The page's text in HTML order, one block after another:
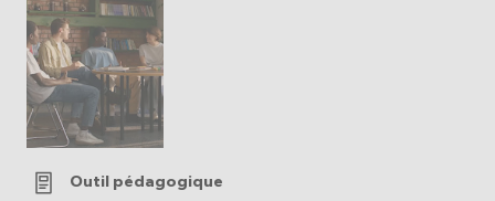
Outil pédagogique